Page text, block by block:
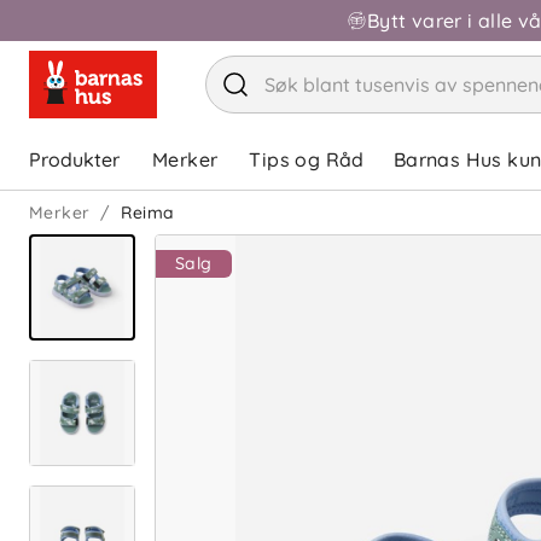
Bytt varer i alle
Produkter Merker Tips og Råd Barnas Hus
Merker Reima
Salg